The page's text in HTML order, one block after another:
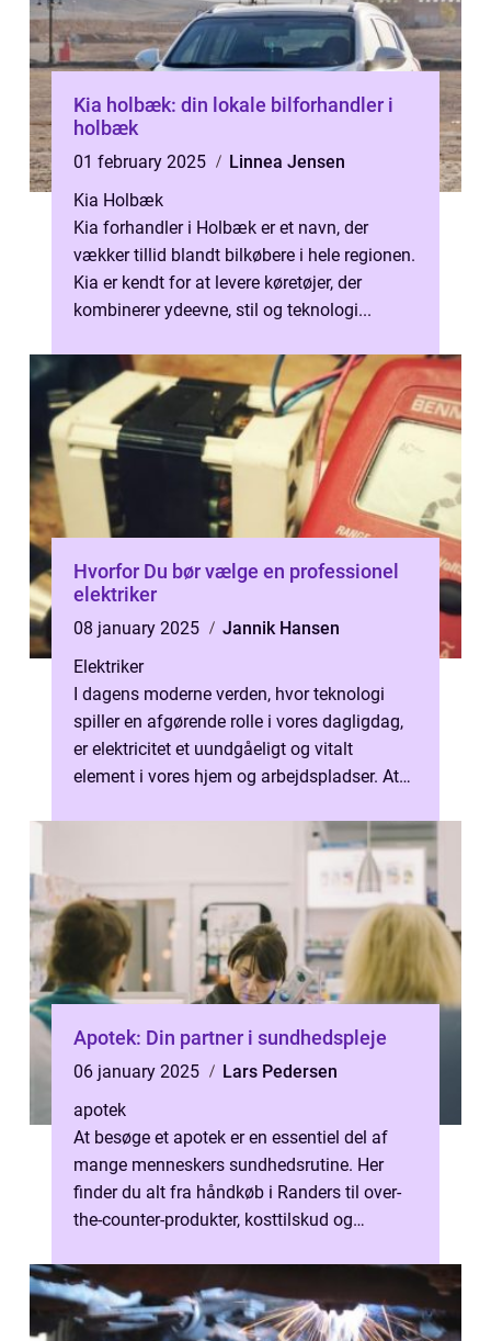
Kia holbæk: din lokale bilforhandler i
holbæk
01 february 2025
Linnea Jensen
Kia Holbæk
Kia forhandler i Holbæk er et navn, der
vækker tillid blandt bilkøbere i hele regionen.
Kia er kendt for at levere køretøjer, der
kombinerer ydeevne, stil og teknologi...
Hvorfor Du bør vælge en professionel
elektriker
08 january 2025
Jannik Hansen
Elektriker
I dagens moderne verden, hvor teknologi
spiller en afgørende rolle i vores dagligdag,
er elektricitet et uundgåeligt og vitalt
element i vores hjem og arbejdspladser. At
Apotek: Din partner i sundhedspleje
06 january 2025
Lars Pedersen
apotek
At besøge et apotek er en essentiel del af
mange menneskers sundhedsrutine. Her
finder du alt fra håndkøb i Randers til over-
the-counter-produkter, kosttilskud og